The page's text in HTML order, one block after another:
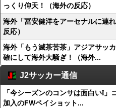
っくり仰天！（海外の反応）
海外「冨安健洋をアーセナルに連
反応）
海外「もう滅茶苦茶」アジアサッ
確にして海外大騒ぎ！（海外...
J2サッカー通信
「今シーズンのコンサは面白い❕
加入のFWペイショット...